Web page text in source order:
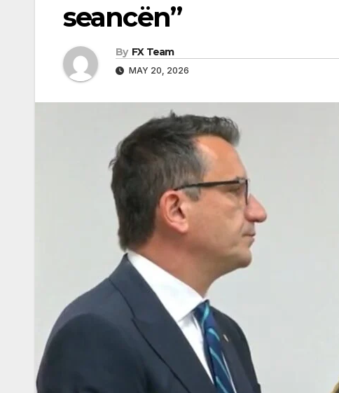
seancën”
By FX Team
MAY 20, 2026